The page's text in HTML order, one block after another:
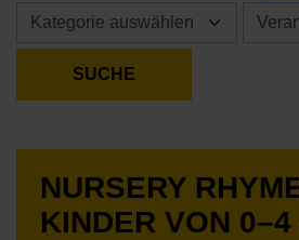
NURSERY
KINDER VON